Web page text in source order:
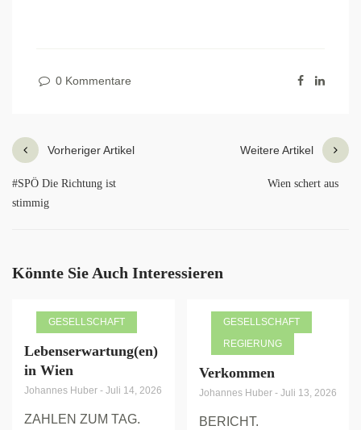
0 Kommentare
Vorheriger Artikel
#SPÖ Die Richtung ist
stimmig
Weitere Artikel
Wien schert aus
Könnte Sie Auch Interessieren
GESELLSCHAFT
Lebenserwartung(en)
in Wien
Johannes Huber - Juli 14, 2026
ZAHLEN ZUM TAG.
GESELLSCHAFT
REGIERUNG
Verkommen
Johannes Huber - Juli 13, 2026
BERICHT.